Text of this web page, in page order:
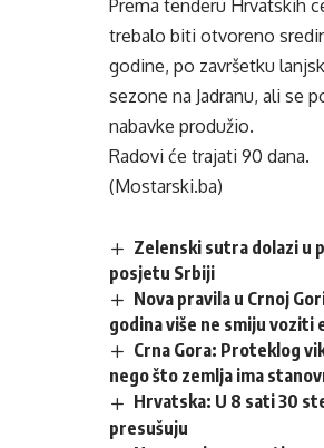
Prema tenderu Hrvatskih
trebalo biti otvoreno
godine, po završetku
sezone na Jadranu, ali se
nabavke produžio.
Radovi će trajati 90 dana.
(Mostarski.ba)
Zelenski sutra dolazi u
posjetu Srbiji
Nova pravila u Crnoj
godina više ne smiju voziti
Crna Gora: Proteklog
nego što zemlja ima
Hrvatska: U 8 sati 30
presušuju